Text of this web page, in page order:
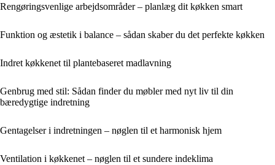
Rengøringsvenlige arbejdsområder – planlæg dit køkken smart
Funktion og æstetik i balance – sådan skaber du det perfekte køkken
Indret køkkenet til plantebaseret madlavning
Genbrug med stil: Sådan finder du møbler med nyt liv til din
bæredygtige indretning
Gentagelser i indretningen – nøglen til et harmonisk hjem
Ventilation i køkkenet – nøglen til et sundere indeklima